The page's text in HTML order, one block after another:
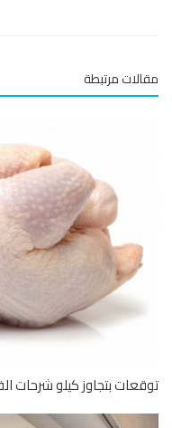
مرتبطة
بتجاوز كيلو شرحات الفروج 7 آلاف ل.س